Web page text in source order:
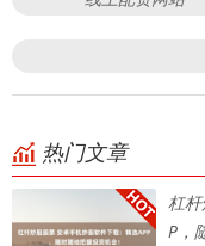
热门文章
杠
P，